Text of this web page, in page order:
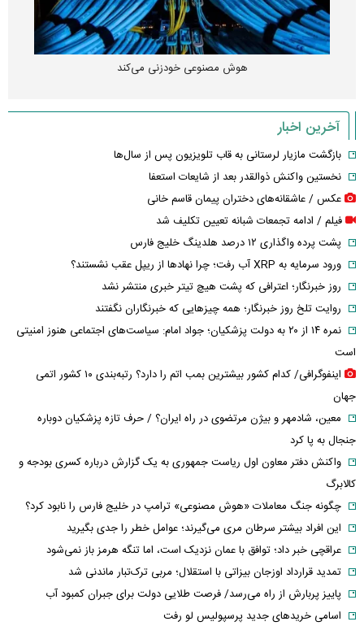
هوش مصنوعی خودزنی می‌کند
آخرین اخبار
بازگشت مازیار لرستانی به قاب تلویزیون پس از سال‌ها
نخستین واکنش ذوالقدر بعد از شایعات استعفا
عکس / عاشقانه‌های دختران پیمان قاسم خانی
فیلم / ادامه تجمعات شبانه تعیین تکلیف شد
پشت پرده واگذاری ۱۲ درصد هلدینگ خلیج فارس
ورود سرمایه به XRP آب رفت؛ چرا نهادها از ریپل عقب نشستند؟
روز خبرنگار؛ اعترافی که پشت هیچ تیتر خبری منتشر نشد
روایت تلخ روز خبرنگار؛ همه چیزهایی که خبرنگاران نگفتند
نمره ۱۴ از ۲۰ به دولت پزشکیان؛ جواد امام: سیاست‌های اجتماعی هنوز امنیتی
است
اینفوگرافی/ کدام کشور بیشترین بمب اتم را دارد؟ رتبه‌بندی ۱۰ کشور اتمی
جهان
معین، شادمهر و بیژن مرتضوی در راه ایران؟ / حرف تازه پزشکیان دوباره
جنجال به پا کرد
واکنش دفتر معاون اول ریاست جمهوری به یک گزارش درباره کسری بودجه و
کالابرگ
چگونه جنگ معاملات «هوش مصنوعی» ترامپ در خلیج فارس را نابود کرد؟
این افراد بیشتر سرطان مری می‌گیرند؛ عوامل خطر را جدی بگیرید
عراقچی خبر داد؛ توافق با عمان نزدیک است، اما تنگه هرمز باز نمی‌شود
تمدید قرارداد اوزجان بیزاتی با استقلال؛ مربی ترک‌تبار ماندنی شد
پاییز پربارش از راه می‌رسد/ فرصت طلایی دولت برای جبران کمبود آب
اسامی خریدهای جدید پرسپولیس لو رفت